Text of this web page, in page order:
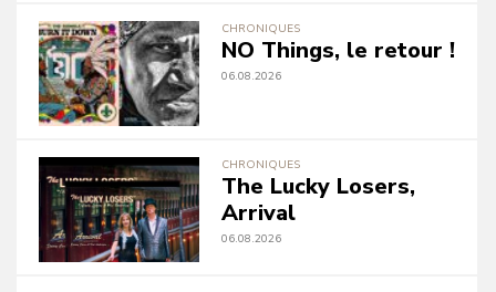
CHRONIQUES
NO Things, le retour !
06.08.2026
CHRONIQUES
The Lucky Losers,
Arrival
06.08.2026